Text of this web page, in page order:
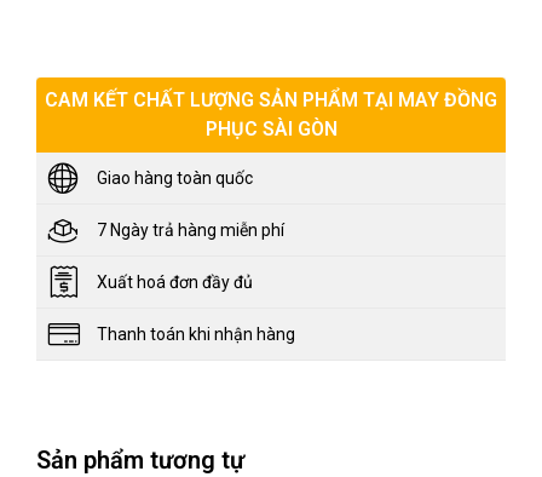
CAM KẾT CHẤT LƯỢNG SẢN PHẨM TẠI MAY ĐỒNG
PHỤC SÀI GÒN
Giao hàng toàn quốc
7 Ngày trả hàng miễn phí
Xuất hoá đơn đầy đủ
Thanh toán khi nhận hàng
Sản phẩm tương tự